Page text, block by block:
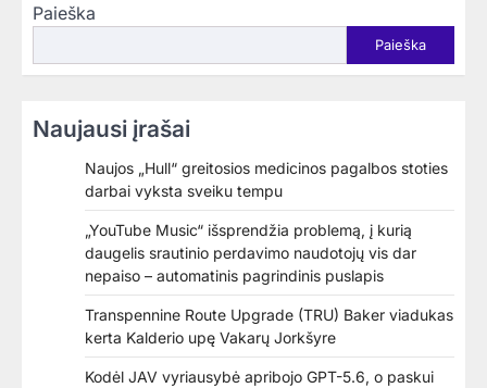
Paieška
Paieška
Naujausi įrašai
Naujos „Hull“ greitosios medicinos pagalbos stoties
darbai vyksta sveiku tempu
„YouTube Music“ išsprendžia problemą, į kurią
daugelis srautinio perdavimo naudotojų vis dar
nepaiso – automatinis pagrindinis puslapis
Transpennine Route Upgrade (TRU) Baker viadukas
kerta Kalderio upę Vakarų Jorkšyre
Kodėl JAV vyriausybė apribojo GPT-5.6, o paskui